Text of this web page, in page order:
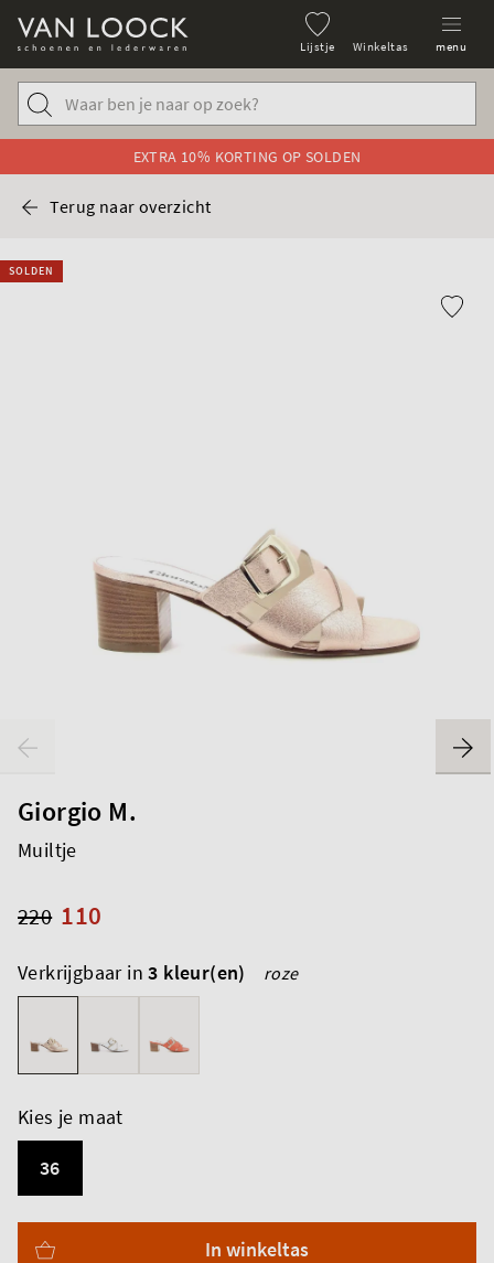
Lijstje Winkeltas menu
EXTRA 10% KORTING OP SOLDEN
Terug naar overzicht
SOLDEN
Giorgio M.
Muiltje
110
220
Verkrijgbaar in3 kleur(en) roze
Kies je maat
36
In winkeltas